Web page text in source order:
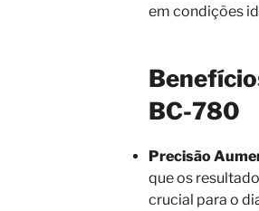
em condições
BC-780
Precisão
que os
crucial para o